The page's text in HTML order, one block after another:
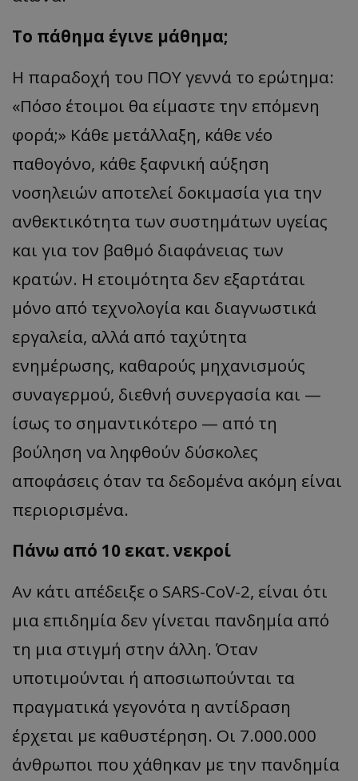
Το πάθημα έγινε μάθημα;
Η παραδοχή του ΠΟΥ γεννά το ερώτημα:
«Πόσο έτοιμοι θα είμαστε την επόμενη
φορά;» Κάθε μετάλλαξη, κάθε νέο
παθογόνο, κάθε ξαφνική αύξηση
νοσηλειών αποτελεί δοκιμασία για την
ανθεκτικότητα των συστημάτων υγείας
και για τον βαθμό διαφάνειας των
κρατών. Η ετοιμότητα δεν εξαρτάται
μόνο από τεχνολογία και διαγνωστικά
εργαλεία, αλλά από ταχύτητα
ενημέρωσης, καθαρούς μηχανισμούς
συναγερμού, διεθνή συνεργασία και —
ίσως το σημαντικότερο — από τη
βούληση να ληφθούν δύσκολες
αποφάσεις όταν τα δεδομένα ακόμη είναι
περιορισμένα.
Πάνω από 10 εκατ. νεκροί
Αν κάτι απέδειξε ο SARS-CoV-2, είναι ότι
μια επιδημία δεν γίνεται πανδημία από
τη μια στιγμή στην άλλη. Όταν
υποτιμούνται ή αποσιωπούνται τα
πραγματικά γεγονότα η αντίδραση
έρχεται με καθυστέρηση. Οι 7.000.000
άνθρωποι που χάθηκαν με την πανδημία